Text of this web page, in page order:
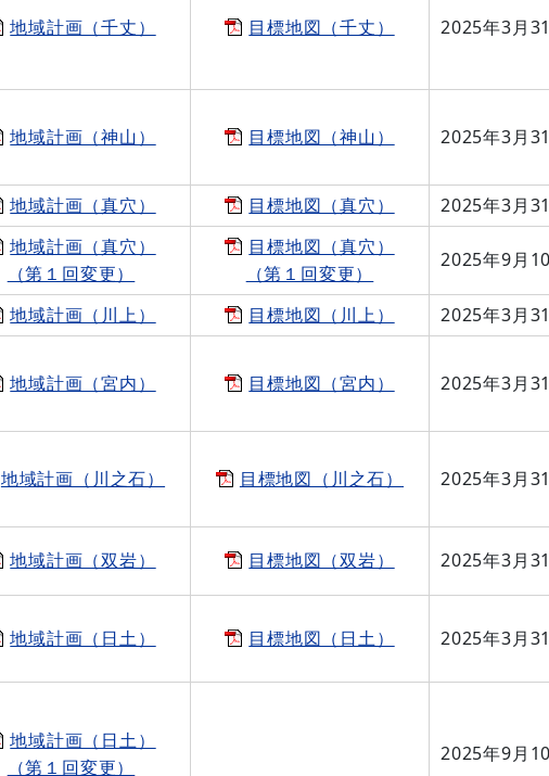
地域計画（千丈） 目標地図（千丈） 2025年3月
地域計画（神山） 目標地図（神山） 2025年3月
地域計画（真穴） 目標地図（真穴）
2025年3月
地域計画（真穴）
（第１回変更）
目標地図（真穴）
（第１回変更）
2025年9月
地域計画（川上） 目標地図（川上） 2025年3月
地域計画（宮内） 目標地図（宮内） 2025年3月
地域計画（川之石） 目標地図（川之石） 2025年3月
地域計画（双岩） 目標地図（双岩） 2025年3月
地域計画（日土） 目標地図（日土） 2025年3月
地域計画（日土）
（第１回変更）
2025年9月